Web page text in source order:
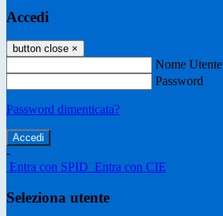
Accedi
button close ×
Nome Utente
Password
Password dimenticata?
-
Entra con SPID Entra con CIE
Seleziona utente